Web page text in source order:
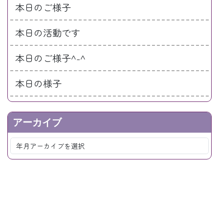
本日のご様子
本日の活動です
本日のご様子^-^
本日の様子
アーカイブ